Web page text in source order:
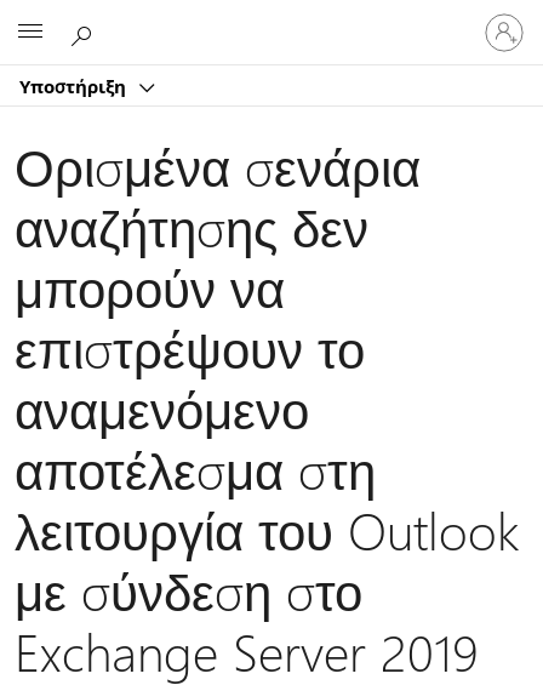
Υποστήριξη
Είσοδος
στον
Ορισμένα σενάρια
αναζήτησης δεν
μπορούν να
επιστρέψουν το
αναμενόμενο
αποτέλεσμα στη
λειτουργία του Outlook
με σύνδεση στο
Exchange Server 2019